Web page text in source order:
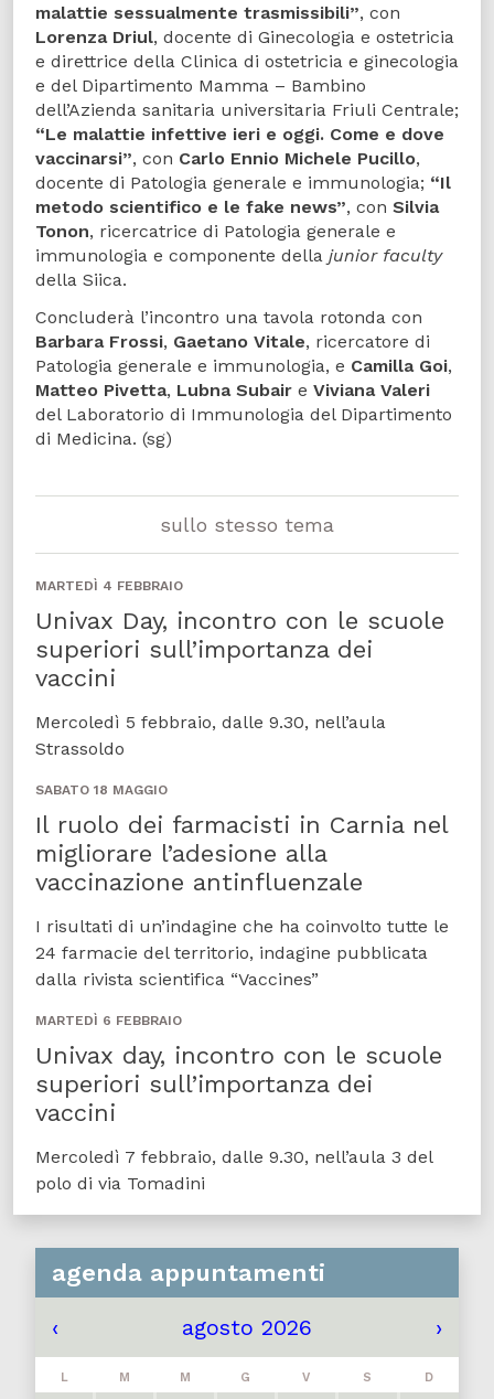
malattie sessualmente trasmissibili”, con
Lorenza Driul, docente di Ginecologia e ostetricia
e direttrice della Clinica di ostetricia e ginecologia
e del Dipartimento Mamma – Bambino
dell’Azienda sanitaria universitaria Friuli Centrale;
“Le malattie infettive ieri e oggi. Come e dove
vaccinarsi”, con Carlo Ennio Michele Pucillo,
docente di Patologia generale e immunologia; “Il
metodo scientifico e le fake news”, con Silvia
Tonon, ricercatrice di Patologia generale e
immunologia e componente della junior faculty
della Siica.
Concluderà l’incontro una tavola rotonda con
Barbara Frossi, Gaetano Vitale, ricercatore di
Patologia generale e immunologia, e Camilla Goi,
Matteo Pivetta, Lubna Subair e Viviana Valeri
del Laboratorio di Immunologia del Dipartimento
di Medicina. (sg)
sullo stesso tema
MARTEDÌ 4 FEBBRAIO
Univax Day, incontro con le scuole
superiori sull’importanza dei
vaccini
Mercoledì 5 febbraio, dalle 9.30, nell’aula
Strassoldo
SABATO 18 MAGGIO
Il ruolo dei farmacisti in Carnia nel
migliorare l’adesione alla
vaccinazione antinfluenzale
I risultati di un’indagine che ha coinvolto tutte le
24 farmacie del territorio, indagine pubblicata
dalla rivista scientifica “Vaccines”
MARTEDÌ 6 FEBBRAIO
Univax day, incontro con le scuole
superiori sull’importanza dei
vaccini
Mercoledì 7 febbraio, dalle 9.30, nell’aula 3 del
polo di via Tomadini
agenda appuntamenti
‹ agosto 2026 ›
L M M G V S D